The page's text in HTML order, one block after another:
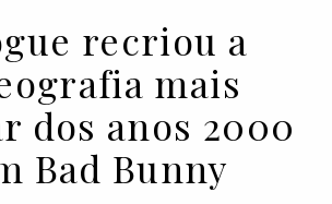
recriou a
mais
dos anos 2000
Bad Bunny